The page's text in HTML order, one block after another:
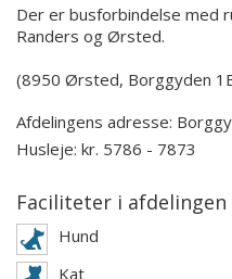
Der er busforbindelse med
Randers og Ørsted.
(8950 Ørsted, Borggyden
Afdelingens adresse:
Husleje: kr. 5786 - 7873
Faciliteter i afdelingen
Hund
Kat